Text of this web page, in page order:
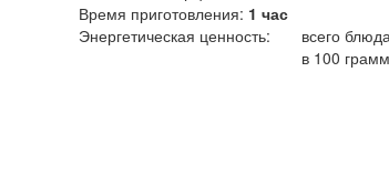
Время приготовления: 1 час
Энергетическая ценность:
всего
в 100